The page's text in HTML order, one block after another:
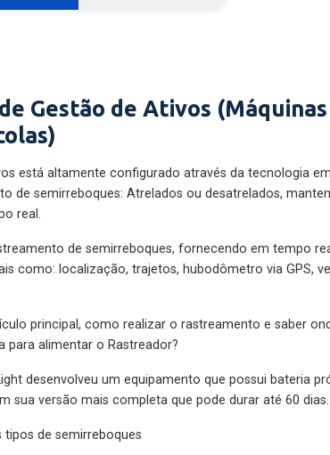
Gestão de Ativos (Máquinas
está altamente configurado através da tecnologia
de semirreboques: Atrelados ou desatrelados,
real.
de semirreboques, fornecendo em tempo
como: localização, trajetos, hubodômetro via GPS,
principal, como realizar o rastreamento e saber
para alimentar o Rastreador?
desenvolveu um equipamento que possui bateria
sua versão mais completa que pode durar até 60 dias.
de semirreboques